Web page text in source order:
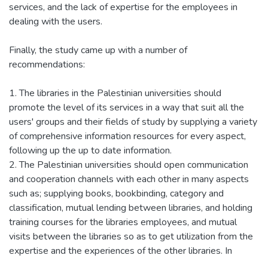
services, and the lack of expertise for the employees in
dealing with the users.
Finally, the study came up with a number of
recommendations:
1. The libraries in the Palestinian universities should
promote the level of its services in a way that suit all the
users' groups and their fields of study by supplying a variety
of comprehensive information resources for every aspect,
following up the up to date information.
2. The Palestinian universities should open communication
and cooperation channels with each other in many aspects
such as; supplying books, bookbinding, category and
classification, mutual lending between libraries, and holding
training courses for the libraries employees, and mutual
visits between the libraries so as to get utilization from the
expertise and the experiences of the other libraries. In